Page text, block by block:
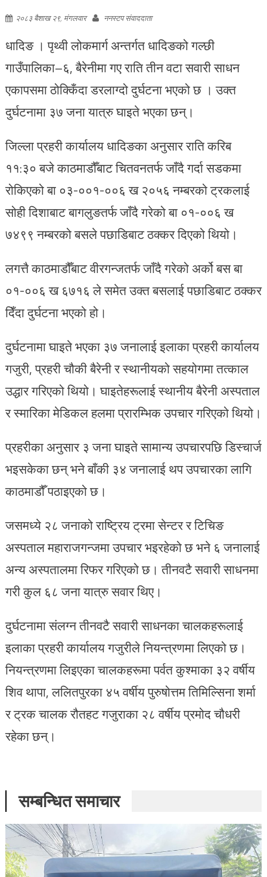
२०८३ बैशाख २९, मंगलवार ननस्टप संवाददाता
धादिङ । पृथ्वी लोकमार्ग अन्तर्गत धादिङको गल्छी
गाउँपालिका–६, बैरेनीमा गए राति तीन वटा सवारी साधन
एकापसमा ठोक्किँदा डरलाग्दो दुर्घटना भएको छ । उक्त
दुर्घटनामा ३७ जना यात्रु घाइते भएका छन्।
जिल्ला प्रहरी कार्यालय धादिङका अनुसार राति करिब
११:३० बजे काठमाडौँबाट चितवनतर्फ जाँदै गर्दा सडकमा
रोकिएको बा ०३-००१-००६ ख २०५६ नम्बरको ट्रकलाई
सोही दिशाबाट बागलुङतर्फ जाँदै गरेको बा ०१-००६ ख
७४९९ नम्बरको बसले पछाडिबाट ठक्कर दिएको थियो।
लगत्तै काठमाडौँबाट वीरगन्जतर्फ जाँदै गरेको अर्को बस बा
०१-००६ ख ६७१६ ले समेत उक्त बसलाई पछाडिबाट ठक्कर
दिँदा दुर्घटना भएको हो।
दुर्घटनामा घाइते भएका ३७ जनालाई इलाका प्रहरी कार्यालय
गजुरी, प्रहरी चौकी बैरेनी र स्थानीयको सहयोगमा तत्काल
उद्धार गरिएको थियो। घाइतेहरूलाई स्थानीय बैरेनी अस्पताल
र स्मारिका मेडिकल हलमा प्रारम्भिक उपचार गरिएको थियो।
प्रहरीका अनुसार ३ जना घाइते सामान्य उपचारपछि डिस्चार्ज
भइसकेका छन् भने बाँकी ३४ जनालाई थप उपचारका लागि
काठमाडौँ पठाइएको छ।
जसमध्ये २८ जनाको राष्ट्रिय ट्रमा सेन्टर र टिचिङ
अस्पताल महाराजगन्जमा उपचार भइरहेको छ भने ६ जनालाई
अन्य अस्पतालमा रिफर गरिएको छ। तीनवटै सवारी साधनमा
गरी कुल ६८ जना यात्रु सवार थिए।
दुर्घटनामा संलग्न तीनवटै सवारी साधनका चालकहरूलाई
इलाका प्रहरी कार्यालय गजुरीले नियन्त्रणमा लिएको छ।
नियन्त्रणमा लिइएका चालकहरूमा पर्वत कुश्माका ३२ वर्षीय
शिव थापा, ललितपुरका ४५ वर्षीय पुरुषोत्तम तिमिल्सिना शर्मा
र ट्रक चालक रौतहट गजुराका २८ वर्षीय प्रमोद चौधरी
रहेका छन्।
सम्बन्धित समाचार